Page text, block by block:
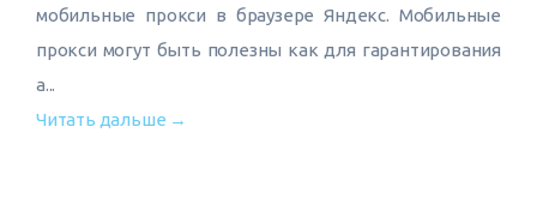
мобильные прокси в браузере Яндекс. Мобильные
прокси могут быть полезны как для гарантирования
а...
Читать дальше →